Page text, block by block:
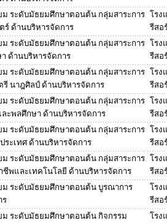
ม ระดับมัธยมศึกษาตอนต้น กลุ่มสาระการ
ร์ ด้านบริหารจัดการ
โรง
รีสอ
ม ระดับมัธยมศึกษาตอนต้น กลุ่มสาระการ
ด้านบริหารจัดการ
โรง
รีสอ
ม ระดับมัธยมศึกษาตอนต้น กลุ่มสาระการ
รี นาฎศิลป์ ด้านบริหารจัดการ
โรง
รีสอ
ม ระดับมัธยมศึกษาตอนต้น กลุ่มสาระการ
ะพลศึกษา ด้านบริหารจัดการ
โรง
รีสอ
ม ระดับมัธยมศึกษาตอนต้น กลุ่มสาระการ
ระเทศ ด้านบริหารจัดการ
โรง
รีสอ
ม ระดับมัธยมศึกษาตอนต้น กลุ่มสาระการ
ชีพและเทคโนโลยี ด้านบริหารจัดการ
โรง
รีสอ
ม ระดับมัธยมศึกษาตอนต้น บูรณาการ
ร
โรง
รีสอ
ม ระดับมัธยมศึกษาตอนต้น กิจกรรม
โรง